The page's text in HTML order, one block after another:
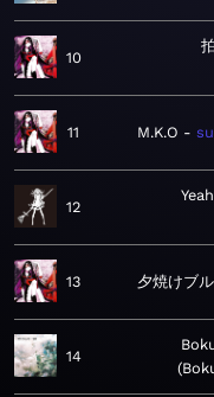
10
11 M.K.O
12
13 夕焼けブ
14